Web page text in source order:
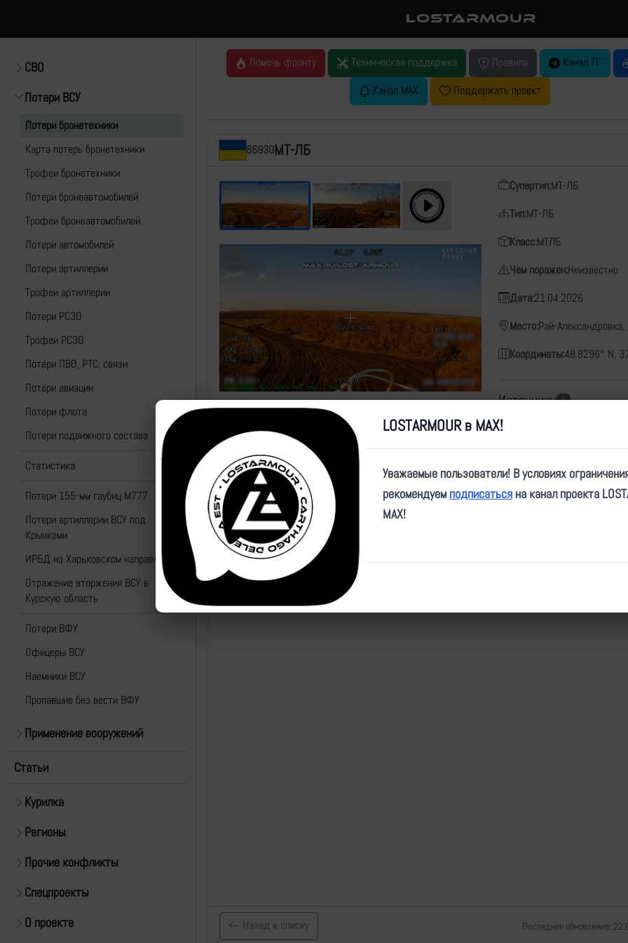
LOSTARMOUR
СВО
Потери ВСУ
Потери бронетехники
Карта потерь бронетехники
Трофеи бронетехники
Потери бронеавтомобилей
Трофеи бронеавтомобилей
Потери автомобилей
Потери артиллерии
Трофеи артиллерии
Потери РСЗО
Трофеи РСЗО
Потери ПВО, РТС, связи
Потери авиации
Потери флота
Потери подвижного состава
Статистика
Потери 155-мм гаубиц M777
Потери артиллерии ВСУ под
Крынками
ИРБД на Харьковском направлении
Отражение вторжения ВСУ в
Курскую область
Потери ВФУ
Офицеры ВСУ
Наемники ВСУ
Пропавшие без вести ВФУ
Применение вооружений
Статьи
Курилка
Регионы
Прочие конфликты
Спецпроекты
О проекте
Помочь фронту Техническая поддержка Правила Канал ТГ
Канал MAX
Поддержать проект
66930МТ-ЛБ
Супертип:МТ-ЛБ
Тип:МТ-ЛБ
Класс:МТЛБ
Чем поражен:Неизвестно
Дата:21.04.2026
Место:Рай-
Координаты:48.8296° N,
Источники 1
1 запись из непубличных
Карта
Назад к списку Последнее обновление:
LOSTARMOUR в MAX!
Уважаемые пользователи! В условиях
рекомендуем подписаться на канал проекта
MAX!